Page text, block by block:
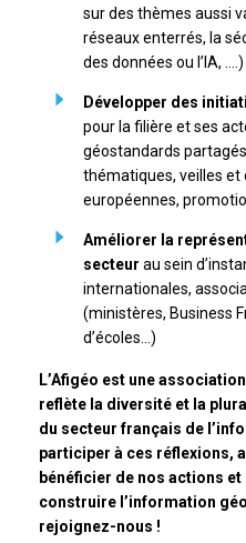
sur des thèmes aussi
réseaux enterrés, la
des données ou l’IA, ….)
Développer des
pour la filière et ses
géostandards
thématiques, veilles
européennes,
Améliorer la
secteur au sein
internationales,
(ministères, Business
d’écoles…)
L’Afigéo est une
reflète la diversité et la
du secteur français de
participer à ces réflexions,
bénéficier de nos actions
construire l’information
rejoignez-nous !